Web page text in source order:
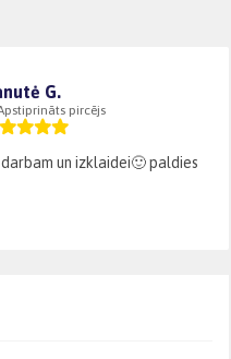
G.
pircējs
un izklaidei🙂 paldies